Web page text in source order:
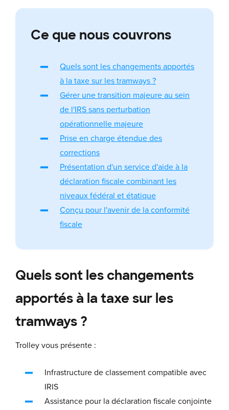
Ce que nous couvrons
Quels sont les changements apportés
à la taxe sur les tramways ?
Gérer une transition majeure au sein
de l'IRS sans perturbation
opérationnelle majeure
Prise en charge étendue des
corrections
Présentation d'un service d'aide à la
déclaration fiscale combinant les
niveaux fédéral et étatique
Conçu pour l'avenir de la conformité
fiscale
Quels sont les changements
apportés à la taxe sur les
tramways ?
Trolley vous présente :
Infrastructure de classement compatible avec
IRIS
Assistance pour la déclaration fiscale conjointe